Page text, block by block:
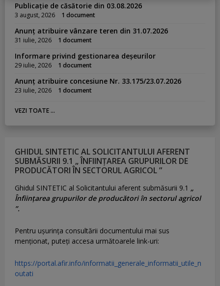
Publicație de căsătorie din 03.08.2026
3 august, 2026 1 document
Anunț atribuire vânzare teren din 31.07.2026
31 iulie, 2026 1 document
Informare privind gestionarea deșeurilor
29 iulie, 2026 1 document
Anunț atribuire concesiune Nr. 33.175/23.07.2026
23 iulie, 2026 1 document
VEZI TOATE ...
GHIDUL SINTETIC AL SOLICITANTULUI AFERENT
SUBMĂSURII 9.1 „ ÎNFIINȚAREA GRUPURILOR DE
PRODUCĂTORI ÎN SECTORUL AGRICOL ”
Ghidul SINTETIC al Solicitantului aferent submăsurii 9.1 „
Înființarea grupurilor de producători în sectorul agricol
”.
Pentru uşurinţa consultării documentului mai sus
menţionat, puteţi accesa următoarele link-uri:
https://portal.afir.info/informatii_generale_informatii_utile_n
outati